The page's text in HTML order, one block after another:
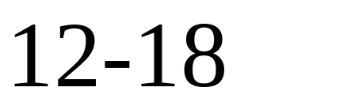
12-18